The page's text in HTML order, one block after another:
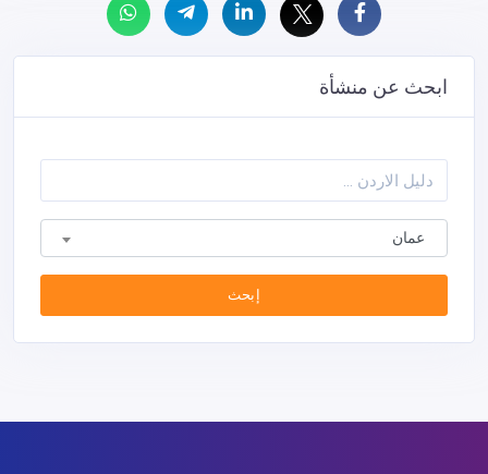
ابحث عن منشأة
عمان
إبحث